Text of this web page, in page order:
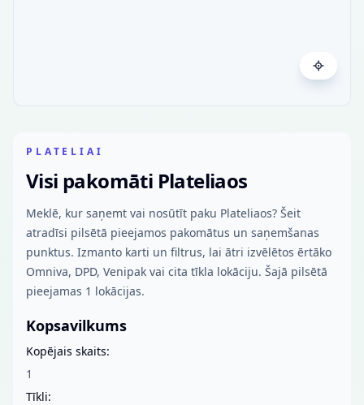
PLATELIAI
Visi pakomāti Plateliaos
Meklē, kur saņemt vai nosūtīt paku Plateliaos? Šeit
atradīsi pilsētā pieejamos pakomātus un saņemšanas
punktus. Izmanto karti un filtrus, lai ātri izvēlētos ērtāko
Omniva, DPD, Venipak vai cita tīkla lokāciju. Šajā pilsētā
pieejamas 1 lokācijas.
Kopsavilkums
Kopējais skaits:
1
Tīkli: